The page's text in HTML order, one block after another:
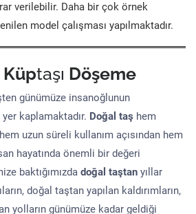
verilebilir. Daha bir çok örnek
model çalışması yapılmaktadır.
Küptaşı Döşeme
günümüze insanoğlunun
kaplamaktadır. Doğal taş hem
hem uzun süreli kullanım açısından hem
hayatında önemli bir değeri
baktığımızda doğal taştan yıllar
doğal taştan yapılan kaldırımların,
yolların günümüze kadar geldiği